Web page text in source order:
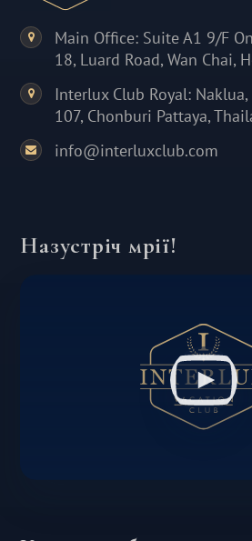
Main Office: Suite A1 9/F
18, Luard Road, Wan Chai,
Interlux Club Royal:
107, Chonburi Pattaya,
info@interluxclub.com
Назустріч мрії!